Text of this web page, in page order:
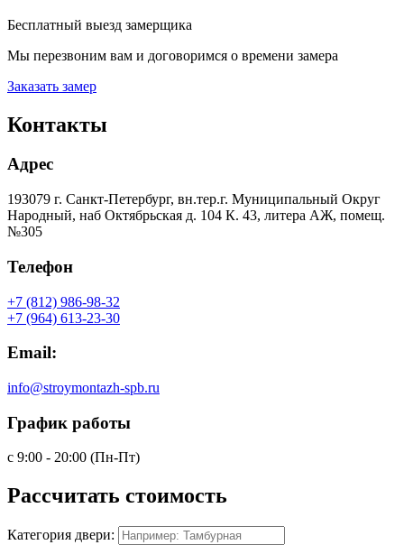
Бесплатный выезд замерщика
Мы перезвоним вам и договоримся о времени замера
Заказать замер
Контакты
Адрес
193079 г. Санкт-Петербург, вн.тер.г. Муниципальный Округ
Народный, наб Октябрьская д. 104 К. 43, литера АЖ, помещ.
№305
Телефон
+7 (812) 986-98-32
+7 (964) 613-23-30
Email:
info@stroymontazh-spb.ru
График работы
с 9:00 - 20:00 (Пн-Пт)
Рассчитать стоимость
Категория двери: